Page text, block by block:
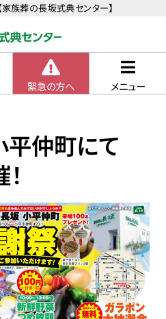
族葬の長坂式典センター】
緊急の方へ メニュー
仲町にて